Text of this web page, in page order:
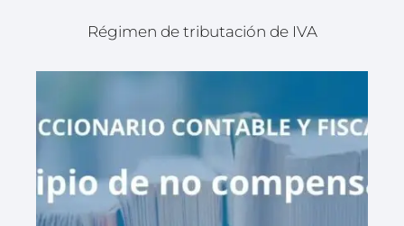
Régimen de tributación de IVA